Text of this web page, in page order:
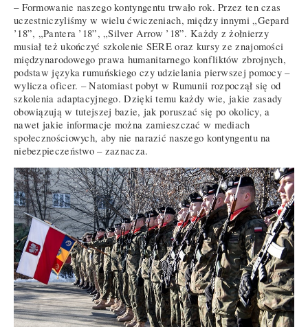
– Formowanie naszego kontyngentu trwało rok. Przez ten czas
uczestniczyliśmy w wielu ćwiczeniach, między innymi „Gepard
’18”, „Pantera ’18”, „Silver Arrow ’18”. Każdy z żołnierzy
musiał też ukończyć szkolenie SERE oraz kursy ze znajomości
międzynarodowego prawa humanitarnego konfliktów zbrojnych,
podstaw języka rumuńskiego czy udzielania pierwszej pomocy –
wylicza oficer. – Natomiast pobyt w Rumunii rozpoczął się od
szkolenia adaptacyjnego. Dzięki temu każdy wie, jakie zasady
obowiązują w tutejszej bazie, jak poruszać się po okolicy, a
nawet jakie informacje można zamieszczać w mediach
społecznościowych, aby nie narazić naszego kontyngentu na
niebezpieczeństwo – zaznacza.